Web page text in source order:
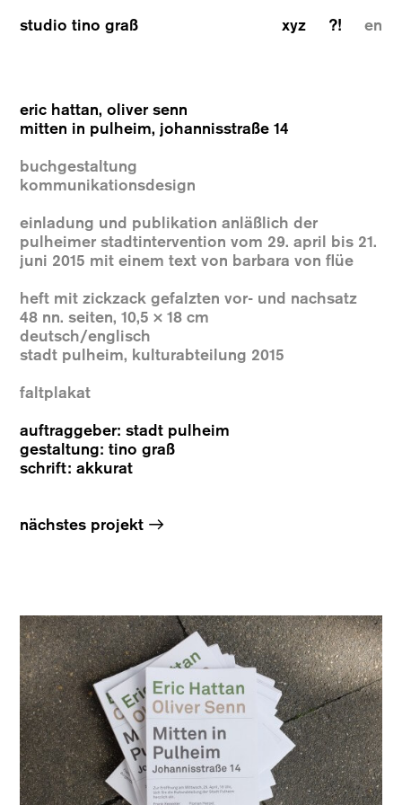
studio tino graß xyz ?! en
eric hattan, oliver senn
mitten in pulheim, johannisstraße 14
buchgestaltung
kommunikationsdesign
einladung und publikation anläßlich der
pulheimer stadtintervention vom 29. april bis 21.
juni 2015 mit einem text von barbara von flüe
heft mit zickzack gefalzten vor- und nachsatz
48 nn. seiten, 10,5 × 18 cm
deutsch/englisch
stadt pulheim, kulturabteilung 2015
faltplakat
auftraggeber: stadt pulheim
gestaltung: tino graß
schrift: akkurat
nächstes projekt →